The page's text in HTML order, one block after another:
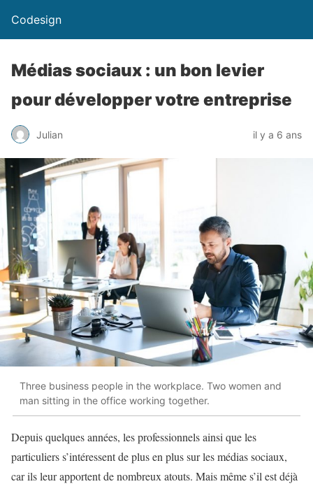
Codesign
Médias sociaux : un bon levier
pour développer votre entreprise
Julian il y a 6 ans
Three business people in the workplace. Two women and
man sitting in the office working together.
Depuis quelques années, les professionnels ainsi que les
particuliers s’intéressent de plus en plus sur les médias sociaux,
car ils leur apportent de nombreux atouts. Mais même s’il est déjà